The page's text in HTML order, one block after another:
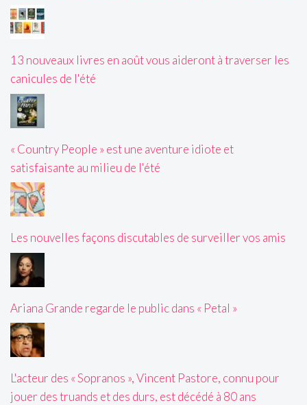
13 nouveaux livres en août vous aideront à traverser les
canicules de l'été
« Country People » est une aventure idiote et
satisfaisante au milieu de l'été
Les nouvelles façons discutables de surveiller vos amis
Ariana Grande regarde le public dans « Petal »
L'acteur des « Sopranos », Vincent Pastore, connu pour
jouer des truands et des durs, est décédé à 80 ans